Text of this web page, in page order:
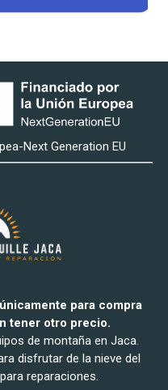
Next Generation EU
para compra
tener otro precio.
de montaña en Jaca.
disfrutar de la nieve del
reparaciones.